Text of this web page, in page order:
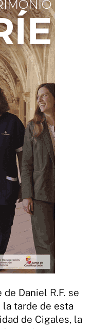
Daniel R.F. se
tarde de esta
de Cigales, la